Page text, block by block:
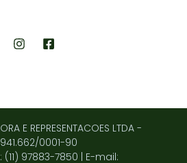
E REPRESENTACOES LTDA -
0001-90
97883-7850 | E-mail: